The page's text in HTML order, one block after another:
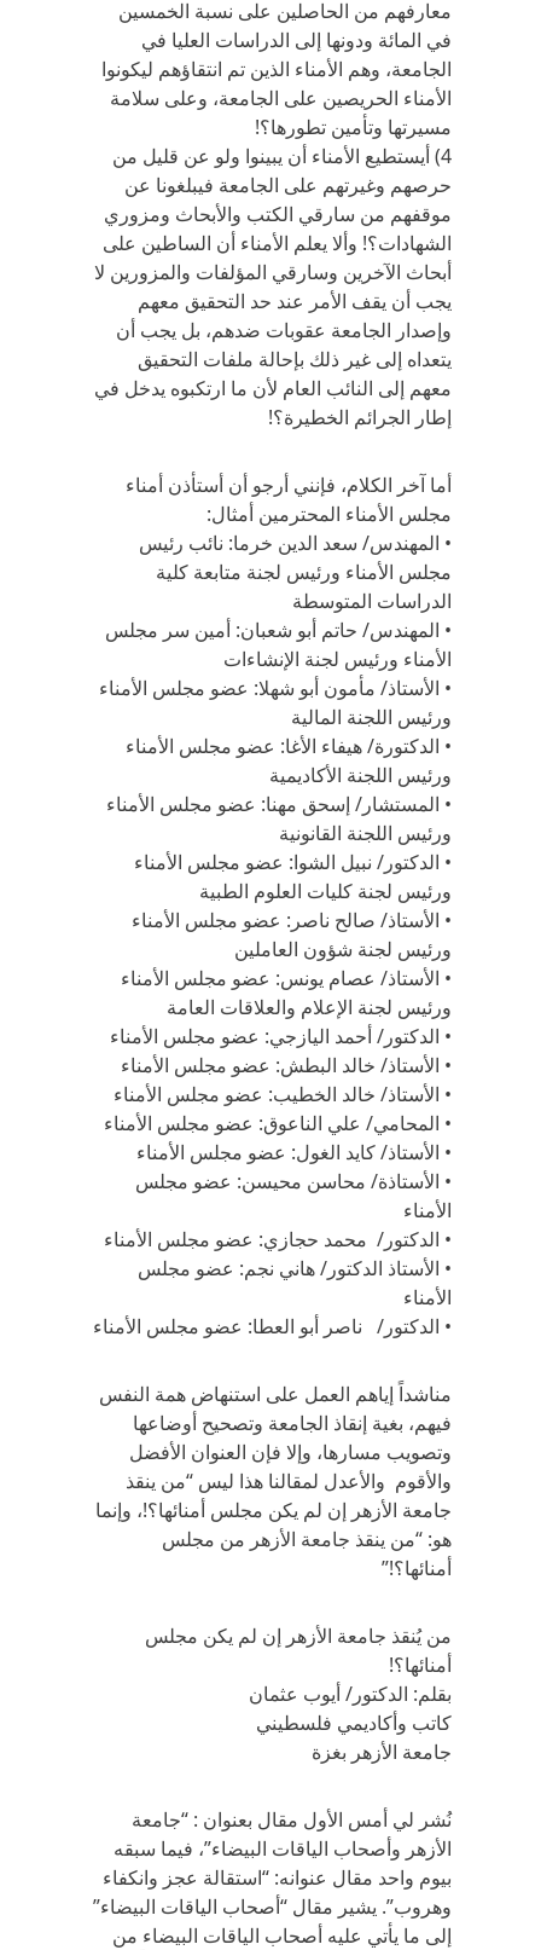
معارفهم من الحاصلين على نسبة الخمسين
في المائة ودونها إلى الدراسات العليا في
الجامعة، وهم الأمناء الذين تم انتقاؤهم ليكونوا
الأمناء الحريصين على الجامعة، وعلى سلامة
مسيرتها وتأمين تطورها؟!
4) أيستطيع الأمناء أن يبينوا ولو عن قليل من
حرصهم وغيرتهم على الجامعة فيبلغونا عن
موقفهم من سارقي الكتب والأبحاث ومزوري
الشهادات؟! وألا يعلم الأمناء أن الساطين على
أبحاث الآخرين وسارقي المؤلفات والمزورين لا
يجب أن يقف الأمر عند حد التحقيق معهم
وإصدار الجامعة عقوبات ضدهم، بل يجب أن
يتعداه إلى غير ذلك بإحالة ملفات التحقيق
معهم إلى النائب العام لأن ما ارتكبوه يدخل في
إطار الجرائم الخطيرة؟!
أما آخر الكلام، فإنني أرجو أن أستأذن أمناء
مجلس الأمناء المحترمين أمثال:
• المهندس/ سعد الدين خرما: نائب رئيس
مجلس الأمناء ورئيس لجنة متابعة كلية
الدراسات المتوسطة
• المهندس/ حاتم أبو شعبان: أمين سر مجلس
الأمناء ورئيس لجنة الإنشاءات
• الأستاذ/ مأمون أبو شهلا: عضو مجلس الأمناء
ورئيس اللجنة المالية
• الدكتورة/ هيفاء الأغا: عضو مجلس الأمناء
ورئيس اللجنة الأكاديمية
• المستشار/ إسحق مهنا: عضو مجلس الأمناء
ورئيس اللجنة القانونية
• الدكتور/ نبيل الشوا: عضو مجلس الأمناء
ورئيس لجنة كليات العلوم الطبية
• الأستاذ/ صالح ناصر: عضو مجلس الأمناء
ورئيس لجنة شؤون العاملين
• الأستاذ/ عصام يونس: عضو مجلس الأمناء
ورئيس لجنة الإعلام والعلاقات العامة
• الدكتور/ أحمد اليازجي: عضو مجلس الأمناء
• الأستاذ/ خالد البطش: عضو مجلس الأمناء
• الأستاذ/ خالد الخطيب: عضو مجلس الأمناء
• المحامي/ علي الناعوق: عضو مجلس الأمناء
• الأستاذ/ كايد الغول: عضو مجلس الأمناء
• الأستاذة/ محاسن محيسن: عضو مجلس
الأمناء
• الدكتور/ محمد حجازي: عضو مجلس الأمناء
• الأستاذ الدكتور/ هاني نجم: عضو مجلس
الأمناء
• الدكتور/ ناصر أبو العطا: عضو مجلس الأمناء
مناشداً إياهم العمل على استنهاض همة النفس
فيهم، بغية إنقاذ الجامعة وتصحيح أوضاعها
وتصويب مسارها، وإلا فإن العنوان الأفضل
والأقوم والأعدل لمقالنا هذا ليس “من ينقذ
جامعة الأزهر إن لم يكن مجلس أمنائها؟!، وإنما
هو: “من ينقذ جامعة الأزهر من مجلس
أمنائها؟!”
من يُنقذ جامعة الأزهر إن لم يكن مجلس
أمنائها؟!
بقلم: الدكتور/ أيوب عثمان
كاتب وأكاديمي فلسطيني
جامعة الأزهر بغزة
نُشر لي أمس الأول مقال بعنوان : “جامعة
الأزهر وأصحاب الياقات البيضاء”، فيما سبقه
بيوم واحد مقال عنوانه: “استقالة عجز وانكفاء
وهروب”. يشير مقال “أصحاب الياقات البيضاء”
إلى ما يأتي عليه أصحاب الياقات البيضاء من